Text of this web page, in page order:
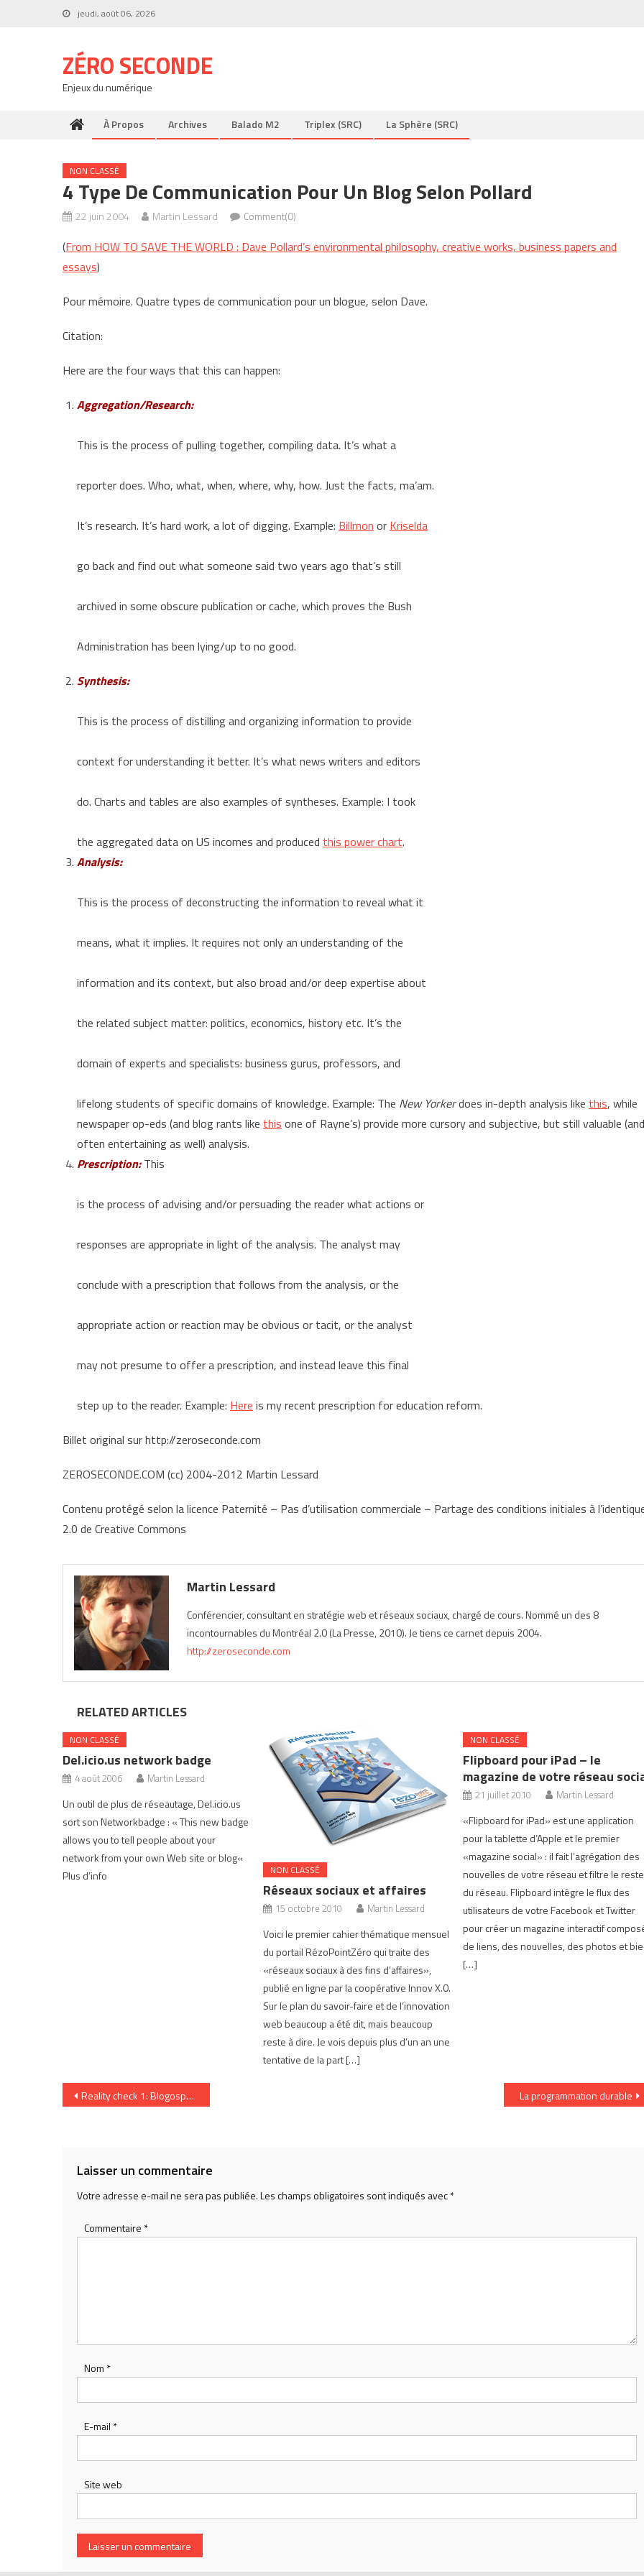
jeudi, août 06, 2026
ZÉRO SECONDE
Enjeux du numérique
À Propos Archives Balado M2 Triplex (SRC) La Sphère (SRC)
NON CLASSÉ
4 Type De Communication Pour Un Blog Selon Pollard
22 juin 2004 Martin Lessard Comment(0)
(From HOW TO SAVE THE WORLD : Dave Pollard’s environmental philosophy, creative works, business papers and
essays)
Pour mémoire. Quatre types de communication pour un blogue, selon Dave.
Citation:
Here are the four ways that this can happen:
Aggregation/Research:
This is the process of pulling together, compiling data. It’s what a
reporter does. Who, what, when, where, why, how. Just the facts, ma’am.
It’s research. It’s hard work, a lot of digging. Example: Billmon or Kriselda
go back and find out what someone said two years ago that’s still
archived in some obscure publication or cache, which proves the Bush
Administration has been lying/up to no good.
Synthesis:
This is the process of distilling and organizing information to provide
context for understanding it better. It’s what news writers and editors
do. Charts and tables are also examples of syntheses. Example: I took
the aggregated data on US incomes and produced this power chart.
Analysis:
This is the process of deconstructing the information to reveal what it
means, what it implies. It requires not only an understanding of the
information and its context, but also broad and/or deep expertise about
the related subject matter: politics, economics, history etc. It’s the
domain of experts and specialists: business gurus, professors, and
lifelong students of specific domains of knowledge. Example: The New Yorkerdoes in-depth analysis like this, while
newspaper op-eds (and blog rants like this one of Rayne’s) provide more cursory and subjective, but still valuable (and
often entertaining as well) analysis.
Prescription: This
is the process of advising and/or persuading the reader what actions or
responses are appropriate in light of the analysis. The analyst may
conclude with a prescription that follows from the analysis, or the
appropriate action or reaction may be obvious or tacit, or the analyst
may not presume to offer a prescription, and instead leave this final
step up to the reader. Example: Here is my recent prescription for education reform.
Billet original sur http://zeroseconde.com
ZEROSECONDE.COM (cc) 2004-2012 Martin Lessard
Contenu protégé selon la licence Paternité – Pas d’utilisation commerciale – Partage des conditions initiales à
2.0 de Creative Commons
Martin Lessard
Conférencier, consultant en stratégie web et réseaux sociaux, chargé de cours. Nommé un des 8
incontournables du Montréal 2.0 (La Presse, 2010). Je tiens ce carnet depuis 2004.
http://zeroseconde.com
RELATED ARTICLES
NON CLASSÉ
Del.icio.us network badge
4 août 2006 Martin Lessard
Un outil de plus de réseautage, Del.icio.us
sort son Networkbadge : « This new badge
allows you to tell people about your
network from your own Web site or blog«
Plus d’info
NON CLASSÉ
Réseaux sociaux et affaires
15 octobre 2010 Martin Lessard
Voici le premier cahier thématique mensuel
du portail RézoPointZéro qui traite des
«réseaux sociaux à des fins d’affaires»,
publié en ligne par la coopérative Innov X.0.
Sur le plan du savoir-faire et de l’innovation
web beaucoup a été dit, mais beaucoup
reste à dire. Je vois depuis plus d’un an une
tentative de la part […]
NON CLASSÉ
Flipboard pour iPad – le
magazine de votre réseau
21 juillet 2010 Martin Lessard
«Flipboard for iPad» est une application
pour la tablette d’Apple et le premier
«magazine social» : il fait l’agrégation des
nouvelles de votre réseau et filtre le reste
du réseau. Flipboard intègre le flux des
utilisateurs de votre Facebook et Twitter
pour créer un magazine interactif
de liens, des nouvelles, des photos et
[…]
Navigation
Reality check 1: Blogosphère et sphère publique La programmation durable
Laisser un commentaire
Votre adresse e-mail ne sera pas publiée.Les champs obligatoires sont indiqués avec*
Commentaire *
Nom *
E-mail *
Site web